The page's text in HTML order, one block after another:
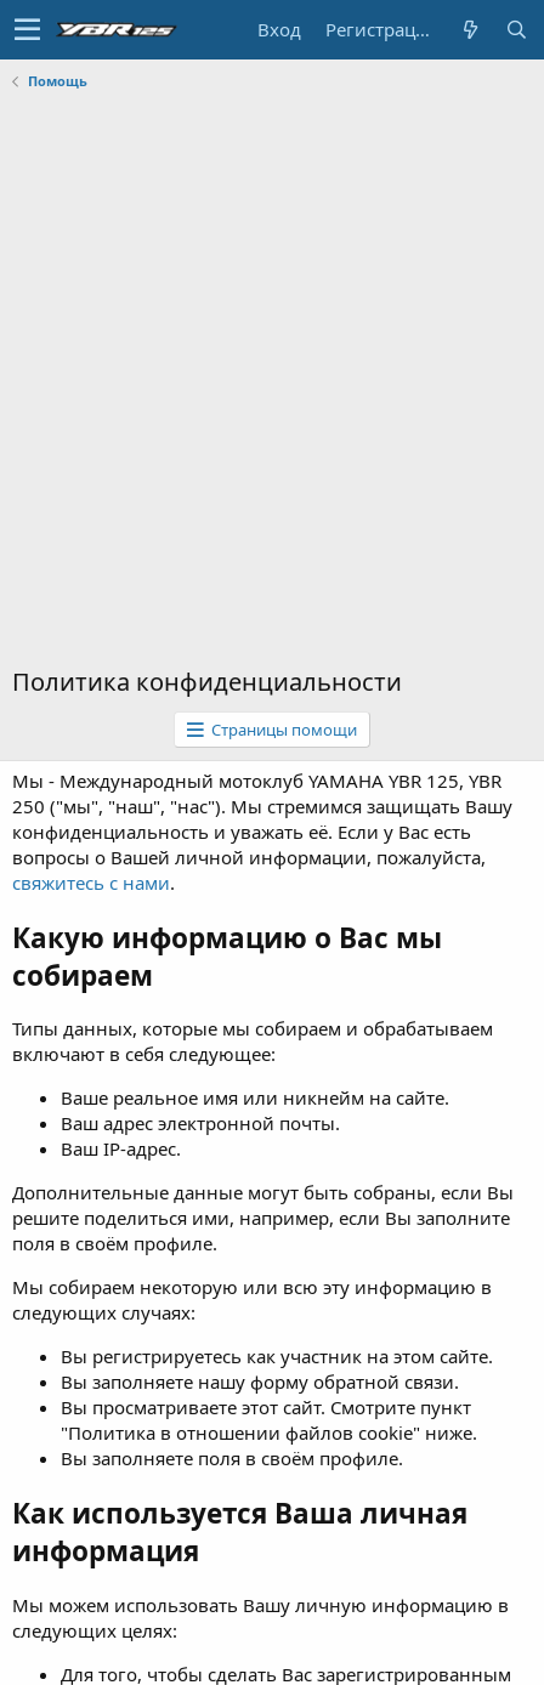
Вход Регистрация
Помощь
Политика конфиденциальности
Страницы помощи
Мы - Международный мотоклуб YAMAHA YBR 125, YBR
250 ("мы", "наш", "нас"). Мы стремимся защищать Вашу
конфиденциальность и уважать её. Если у Вас есть
вопросы о Вашей личной информации, пожалуйста,
свяжитесь с нами.
Какую информацию о Вас мы
собираем
Типы данных, которые мы собираем и обрабатываем
включают в себя следующее:
Ваше реальное имя или никнейм на сайте.
Ваш адрес электронной почты.
Ваш IP-адрес.
Дополнительные данные могут быть собраны, если Вы
решите поделиться ими, например, если Вы заполните
поля в своём профиле.
Мы собираем некоторую или всю эту информацию в
следующих случаях:
Вы регистрируетесь как участник на этом сайте.
Вы заполняете нашу форму обратной связи.
Вы просматриваете этот сайт. Смотрите пункт
"Политика в отношении файлов cookie" ниже.
Вы заполняете поля в своём профиле.
Как используется Ваша личная
информация
Мы можем использовать Вашу личную информацию в
следующих целях:
Для того, чтобы сделать Вас зарегистрированным